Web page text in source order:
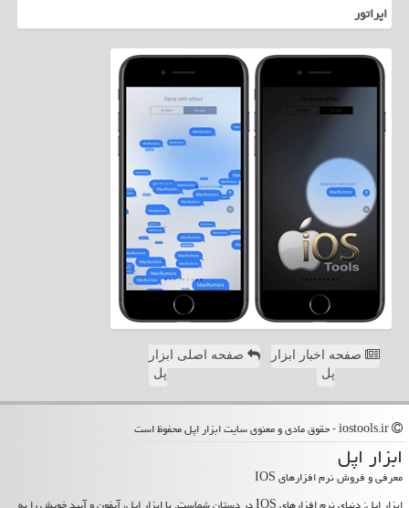
اپراتور
صفحه اخبار ابزار
پل
صفحه اصلی ابزار
پل
ابزار اپل
معرفی و فروش نرم افزارهای IOS